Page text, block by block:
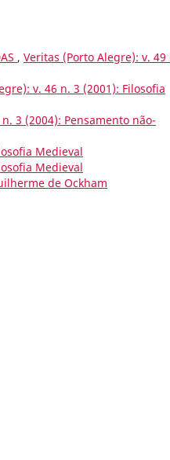
, Veritas (Porto Alegre): v. 49
v. 46 n. 3 (2001): Filosofia
3 (2004): Pensamento não-
Medieval
Medieval
de Ockham